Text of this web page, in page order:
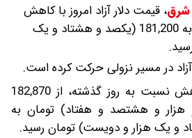
شرق، قیمت دلار آزاد امروز با کاهش
نسبت به روز گذشته، از به 181,200 (یکصد و هشتاد و یک
آزاد در مسیر نزولی حرکت کرده است.
قیمت دلار امروز با کاهش نسبت به روز گذشته، از 182,870
و هشتصد و هفتاد) تومان به